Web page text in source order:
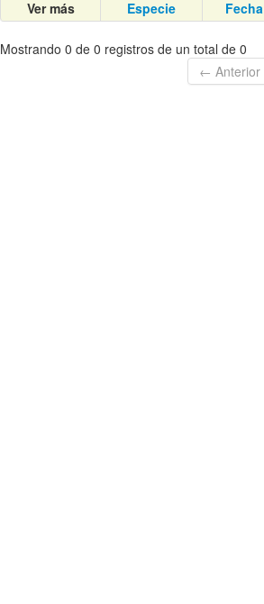
Ver más
Especie Fecha
Mostrando 0 de 0 registros de un total de 0
← Anterior